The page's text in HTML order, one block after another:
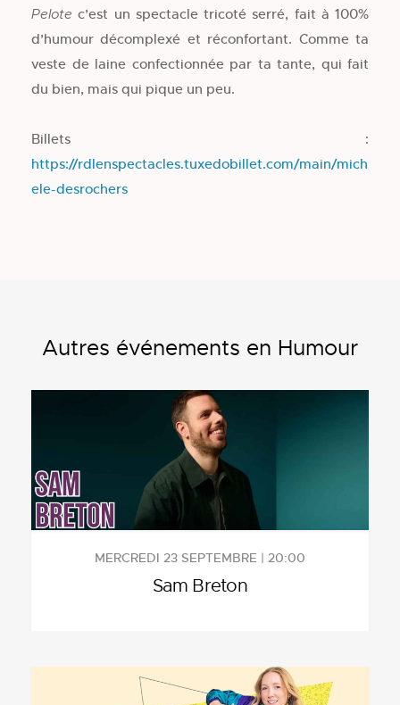
Pelote c’est un spectacle tricoté serré, fait à 100%
d’humour décomplexé et réconfortant. Comme ta
veste de laine confectionnée par ta tante, qui fait
du bien, mais qui pique un peu.
Billets :
https://rdlenspectacles.tuxedobillet.com/main/mich
ele-desrochers
Autres événements en Humour
MERCREDI 23 SEPTEMBRE | 20:00
Sam Breton